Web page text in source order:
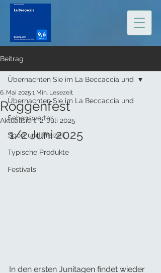
Beitrag
Übernachten Sie im La Beccaccia und
Sehenswertes
Sport und Freizeit
Typische Produkte
Festivals
Übernachten Sie im La Beccaccia und
Roggenfest
6. Mai 2025 1 Min. Lesezeit
Aktualisiert:2. Juli 2025
1/2 Juni 2025
In den ersten Junitagen findet wieder